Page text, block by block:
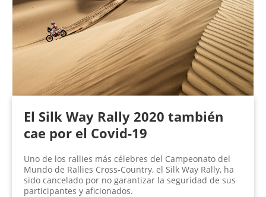
El Silk Way Rally 2020 también
cae por el Covid-19
Uno de los rallies más célebres del Campeonato del
Mundo de Rallies Cross-Country, el Silk Way Rally, ha
sido cancelado por no garantizar la seguridad de sus
participantes y aficionados.